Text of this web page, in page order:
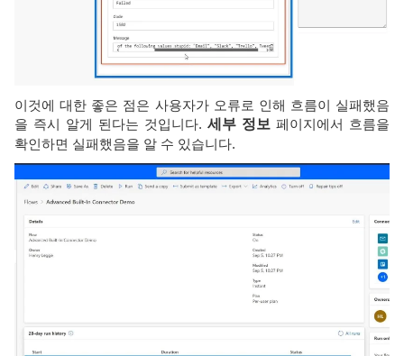
이것에 대한 좋은 점은 사용자가 오류로 인해 흐름이 실패했음
을 즉시 알게 된다는 것입니다. 세부 정보 페이지에서 흐름을
확인하면 실패했음을 알 수 있습니다.